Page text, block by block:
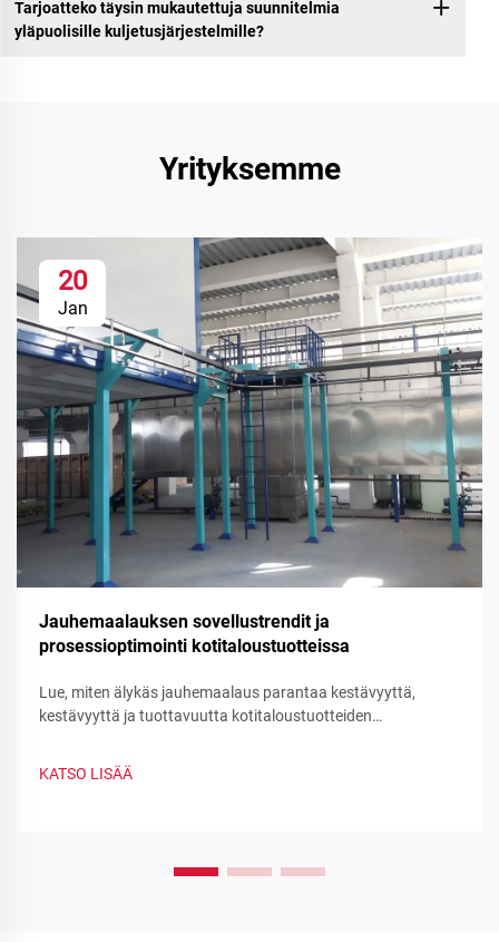
Tarjoatteko täysin mukautettuja suunnitelmia
yläpuolisille kuljetusjärjestelmille?
Yrityksemme
20
Jan
Jauhemaalauksen sovellustrendit ja
prosessioptimointi kotitaloustuotteissa
Lue, miten älykäs jauhemaalaus parantaa kestävyyttä,
kestävyyttä ja tuottavuutta kotitaloustuotteiden
värinvaihdon ja toiminnollisten jauhemaalauksien hyödyt –
KATSO LISÄÄ